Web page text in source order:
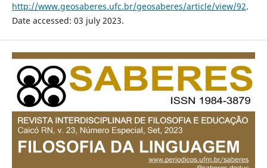
http://www.geosaberes.ufc.br/geosaberes/article/view/92.
Date accessed: 03 july 2023.